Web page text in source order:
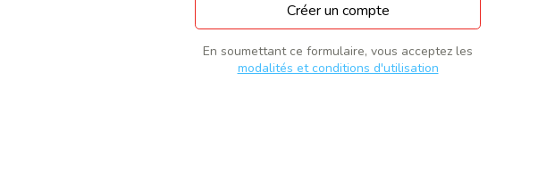
En soumettant ce formulaire, vous acceptez les
modalités et conditions d'utilisation